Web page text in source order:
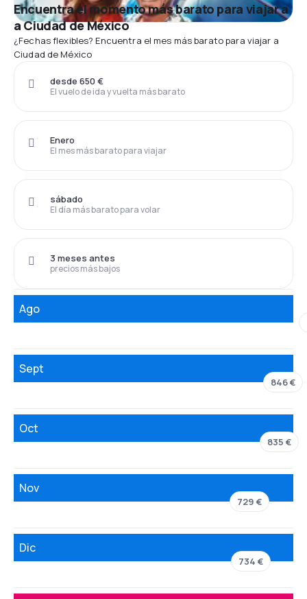
Encuentra el momento más barato para viajar a
a Ciudad de México
¿Fechas flexibles? Encuentra el mes más barato para viajar a
Ciudad de México
El vuelo de ida y vuelta más barato
desde 650 €
El mes más barato para viajar
Enero
El día más barato para volar
sábado
precios más bajos
3 meses antes
Ago
Sept
846 €
Oct
835 €
Nov
729 €
Dic
734 €